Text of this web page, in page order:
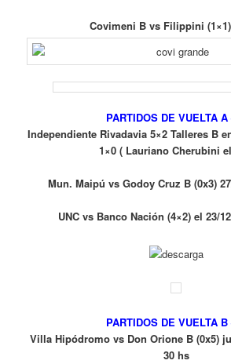
Covimeni B vs Filippini
PARTIDOS DE VUELTA A
Independiente Rivadavia 5×2 Talleres B
1×0 ( Lauriano Cherubini
Mun. Maipú vs Godoy Cruz B (0x3)
UNC vs Banco Nación (4×2) el 23/
PARTIDOS DE VUELTA B
Villa Hipódromo vs Don Orione B (0x5)
30 hs